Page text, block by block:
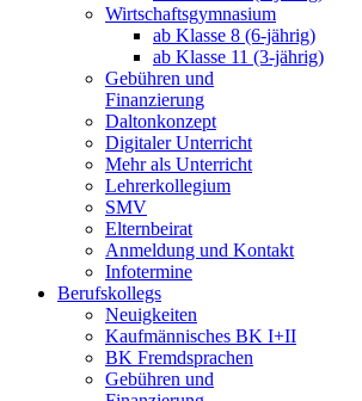
Wirtschaftsgymnasium
ab Klasse 8 (6-jährig)
ab Klasse 11 (3-jährig)
Gebühren und
Finanzierung
Daltonkonzept
Digitaler Unterricht
Mehr als Unterricht
Lehrerkollegium
SMV
Elternbeirat
Anmeldung und Kontakt
Infotermine
Berufskollegs
Neuigkeiten
Kaufmännisches BK I+II
BK Fremdsprachen
Gebühren und